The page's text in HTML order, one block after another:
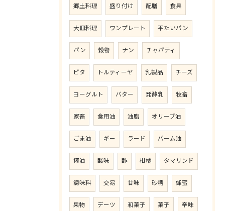
郷土料理 盛り付け 配膳 食具
大皿料理 ワンプレート 平たいパン
パン 穀物 ナン チャパティ
ピタ トルティーヤ 乳製品 チーズ
ヨーグルト バター 発酵乳 牧畜
家畜 食用油 油脂 オリーブ油
ごま油 ギー ラード パーム油
搾油 酸味 酢 柑橘 タマリンド
調味料 交易 甘味 砂糖 蜂蜜
果物 デーツ 和菓子 菓子 辛味